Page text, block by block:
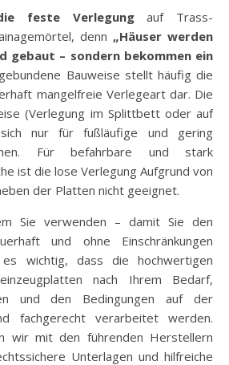
feste Verlegungauf Trass-
denn „Häuser werden
gebaut – sondern bekommen ein
Bauweise stellt häufig die
mangelfreie Verlegeart dar. Die
(Verlegung im Splittbett oder auf
nur für fußläufige und gering
Für befahrbare und stark
ist die lose Verlegung Aufgrund von
der Platten nicht geeignet.
Sie verwenden – damit Sie den
und ohne Einschränkungen
wichtig, dass die hochwertigen
nach Ihrem Bedarf,
und den Bedingungen auf der
fachgerecht verarbeitet werden.
wir mit den führenden Herstellern
Unterlagen und hilfreiche